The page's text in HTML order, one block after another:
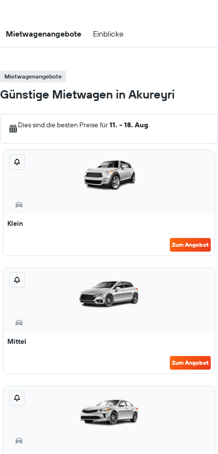
Mietwagenangebote Einblicke
Mietwagenangebote
Günstige Mietwagen in Akureyri
Dies sind die besten Preise für11. - 18. Aug.
Klein
Zum Angebot
Mittel
Zum Angebot